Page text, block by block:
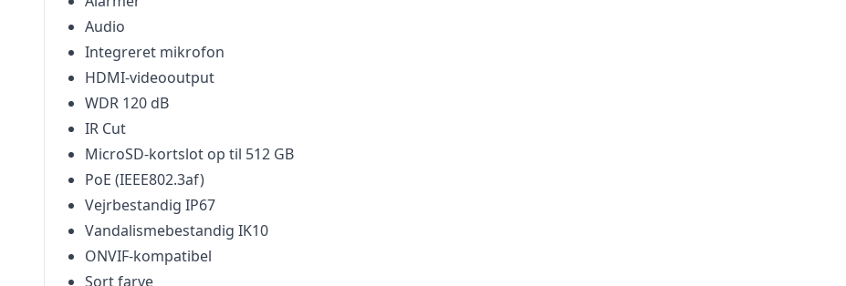
Audio
Integreret mikrofon
HDMI-videooutput
WDR 120 dB
IR Cut
MicroSD-kortslot op til 512 GB
PoE (IEEE802.3af)
Vejrbestandig IP67
Vandalismebestandig IK10
ONVIF-kompatibel
Sort farve